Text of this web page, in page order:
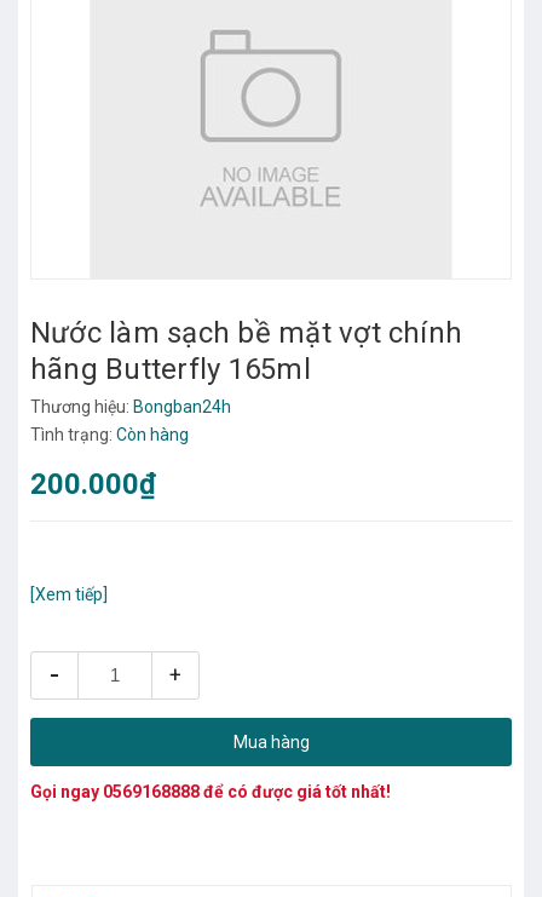
Nước làm sạch bề mặt vợt chính
hãng Butterfly 165ml
Thương hiệu: Bongban24h
Tình trạng: Còn hàng
200.000₫
[Xem tiếp]
- +
Mua hàng
Gọi ngay 0569168888để có được giá tốt nhất!